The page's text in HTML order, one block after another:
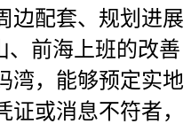
边配套、规划进展
、前海上班的改善
湾，能够预定实地
或消息不符者，